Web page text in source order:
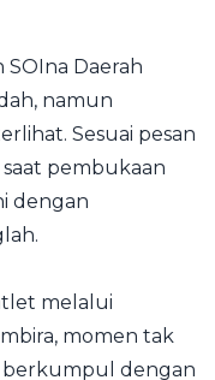
SOIna Daerah
namun
Sesuai pesan
saat pembukaan
dengan
melalui
momen tak
berkumpul dengan